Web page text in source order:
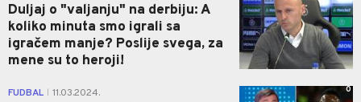
Duljaj o "valjanju" na derbiju: A
koliko minuta smo igrali sa
igračem manje? Poslije svega, za
mene su to heroji!
FUDBAL 11.03.2024. 0